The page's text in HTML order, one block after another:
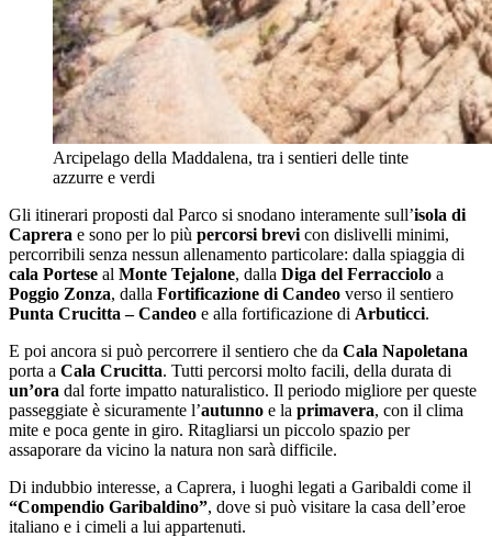
Arcipelago della Maddalena, tra i sentieri delle tinte
azzurre e verdi
Gli itinerari proposti dal Parco si snodano interamente sull’isola di
Caprera e sono per lo più percorsi brevi con dislivelli minimi,
percorribili senza nessun allenamento particolare: dalla spiaggia di
cala Portese al Monte Tejalone, dalla Diga del Ferracciolo a
Poggio Zonza, dalla Fortificazione di Candeo verso il sentiero
Punta Crucitta – Candeo e alla fortificazione di Arbuticci.
E poi ancora si può percorrere il sentiero che da Cala Napoletana
porta a Cala Crucitta. Tutti percorsi molto facili, della durata di
un’ora dal forte impatto naturalistico. Il periodo migliore per queste
passeggiate è sicuramente l’autunno e la primavera, con il clima
mite e poca gente in giro. Ritagliarsi un piccolo spazio per
assaporare da vicino la natura non sarà difficile.
Di indubbio interesse, a Caprera, i luoghi legati a Garibaldi come il
“Compendio Garibaldino”, dove si può visitare la casa dell’eroe
italiano e i cimeli a lui appartenuti.